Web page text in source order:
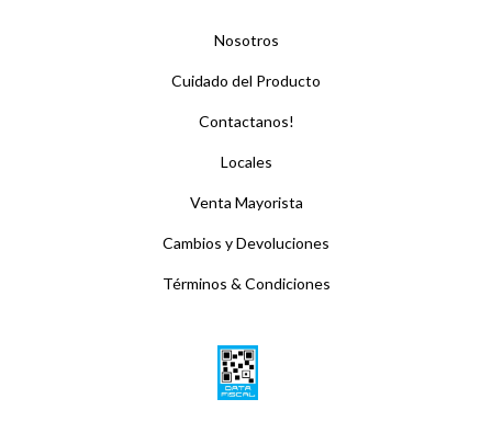
Nosotros
Cuidado del Producto
Contactanos!
Locales
Venta Mayorista
Cambios y Devoluciones
Términos & Condiciones